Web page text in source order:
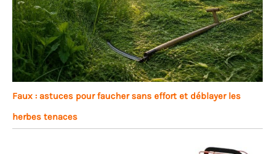
Faux : astuces pour faucher sans effort et déblayer les
herbes tenaces